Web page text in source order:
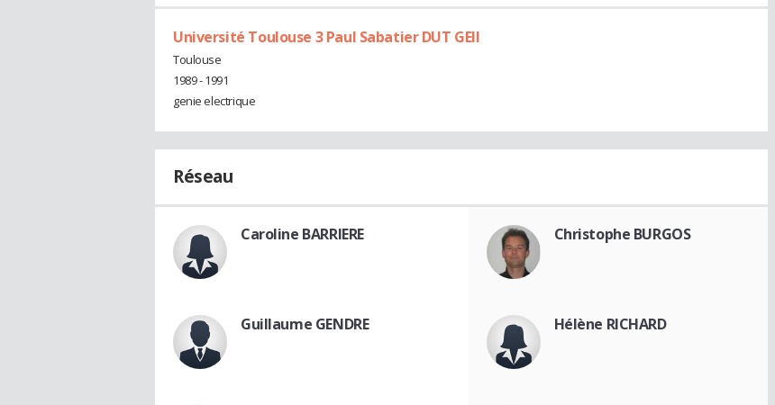
Université Toulouse 3 Paul Sabatier DUT GEII
Toulouse
1989 - 1991
genie electrique
Réseau
Caroline BARRIERE Christophe BURGOS
Guillaume GENDRE Hélène RICHARD